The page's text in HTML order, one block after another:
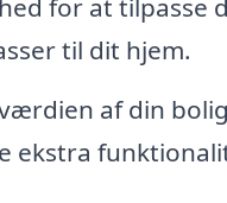
for at tilpasse
til dit hjem.
af din
ekstra